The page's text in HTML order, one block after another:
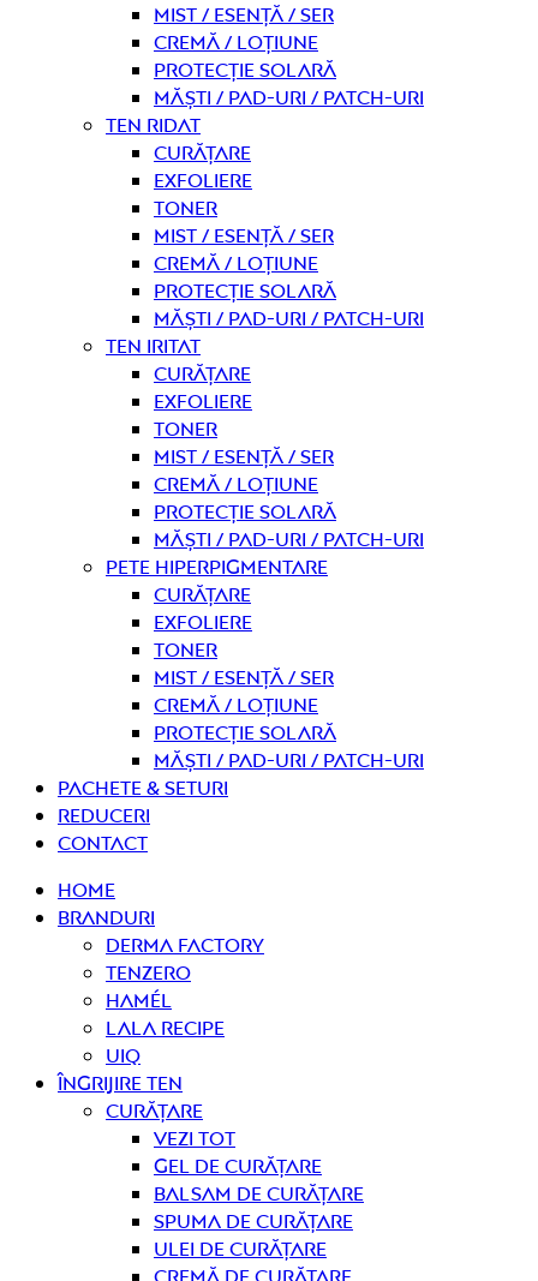
Mist / Esență / Ser
Cremă / Loțiune
Protecție solară
Măști / Pad-uri / Patch-uri
Ten ridat
curățare
Exfoliere
Toner
Mist / Esență / Ser
Cremă / Loțiune
Protecție solară
Măști / Pad-uri / Patch-uri
Ten iritat
curățare
Exfoliere
Toner
Mist / Esență / Ser
Cremă / Loțiune
Protecție solară
Măști / Pad-uri / Patch-uri
Pete hiperpigmentare
curățare
Exfoliere
Toner
Mist / Esență / Ser
Cremă / Loțiune
Protecție solară
Măști / Pad-uri / Patch-uri
PACHETE & SETURI
REDUCERI
Contact
Home
Branduri
Derma Factory
Tenzero
Hamél
Lala Recipe
UIQ
Îngrijire ten
curățare
Vezi tot
Gel de curățare
Balsam de curățare
Spuma de curățare
Ulei de curățare
Cremă de curățare